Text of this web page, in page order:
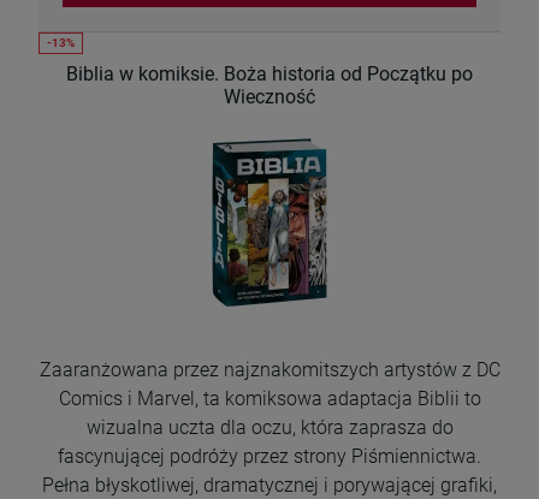
Biblia w komiksie. Boża historia od Początku po
Wieczność
Zaaranżowana przez najznakomitszych artystów z DC
Comics i Marvel, ta komiksowa adaptacja Biblii to
wizualna uczta dla oczu, która zaprasza do
fascynującej podróży przez strony Piśmiennictwa.
Pełna błyskotliwej, dramatycznej i porywającej grafiki,